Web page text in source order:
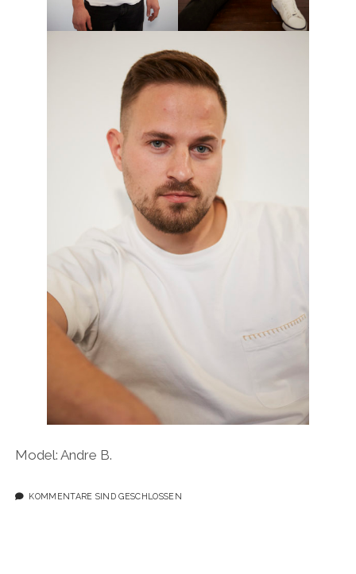
Model: Andre B.
KOMMENTARE SIND GESCHLOSSEN